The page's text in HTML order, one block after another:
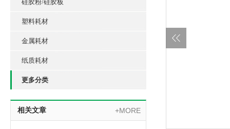
硅胶粉/硅胶板
塑料耗材
金属耗材
纸质耗材
更多分类
相关文章 +MORE